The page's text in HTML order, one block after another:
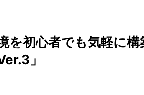
を初心者でも気軽に
」